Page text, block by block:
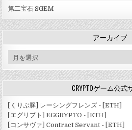
第二宝石 SGEM
アーカイブ
ー
カ
イ
CRYPTOゲーム公式
[くりぷ豚] レーシングフレンズ - [ETH]
[エグリプト] EGGRYPTO - [ETH]
[コンサヴァ] Contract Servant - [ETH]